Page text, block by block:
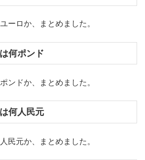
ーロか、まとめました。
何ポンド
ンドか、まとめました。
何人民元
民元か、まとめました。